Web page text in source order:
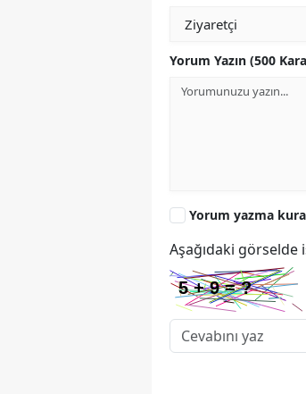
Yorum Yazın (500
Yorum yazma
Aşağıdaki görselde